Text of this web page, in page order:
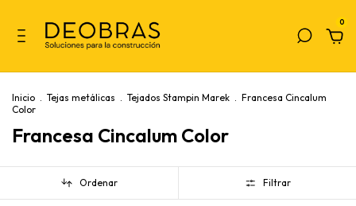
0
Inicio . Tejas metálicas . Tejados Stampin Marek . Francesa Cincalum
Color
Francesa Cincalum Color
Ordenar Filtrar